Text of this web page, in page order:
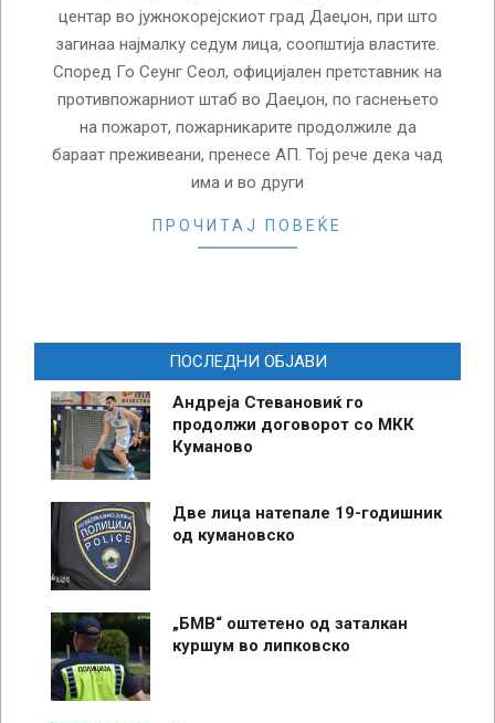
центар во јужнокорејскиот град Даеџон, при што
загинаа најмалку седум лица, соопштија властите.
Според Го Сеунг Сеол, официјален претставник на
противпожарниот штаб во Даеџон, по гаснењето
на пожарот, пожарникарите продолжиле да
бараат преживеани, пренесе АП. Тој рече дека чад
има и во други
ПРОЧИТАЈ ПОВЕЌЕ
ПОСЛЕДНИ ОБЈАВИ
Андреја Стевановиќ го
продолжи договорот со МКК
Куманово
Две лица натепале 19-годишник
од кумановско
„БМВ“ оштетено од заталкан
куршум во липковско